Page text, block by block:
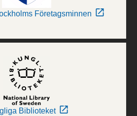
Företagsminnen
Biblioteket